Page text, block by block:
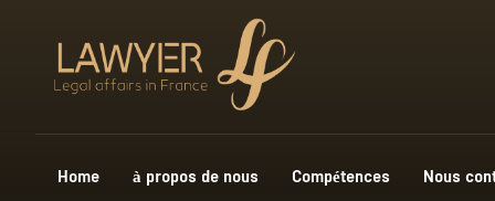
Home à propos de nous Compétences Nous